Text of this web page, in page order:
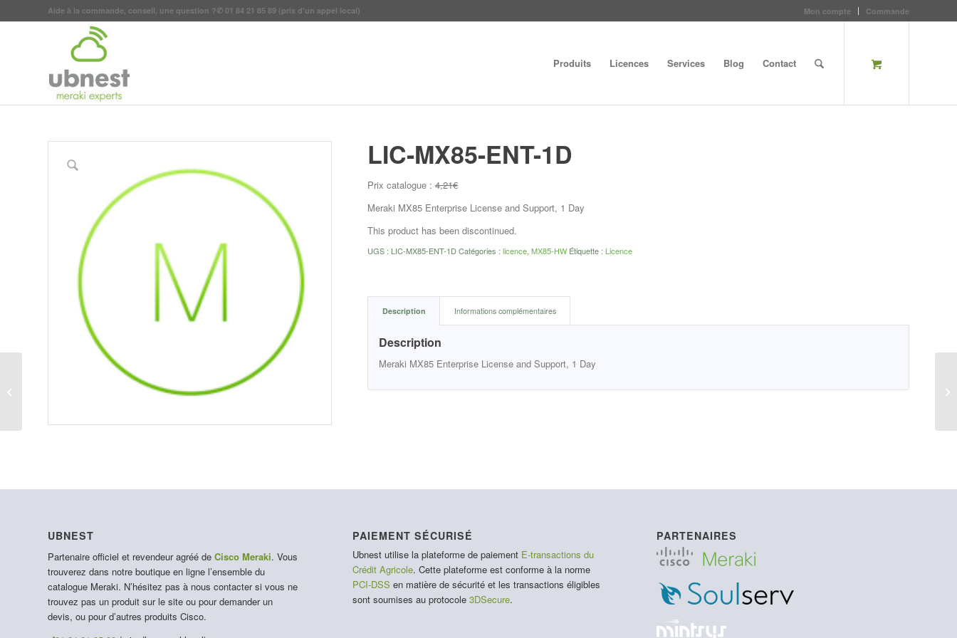
Mon compte Commande
Aide à la commande, conseil, une question ?✆ 01 84 21 85 89 (prix d'un appel local)
Produits Licences Services Blog Contact
LIC-MX85-ENT-1D
Prix catalogue :4,21€
Meraki MX85 Enterprise License and Support, 1 Day
This product has been discontinued.
UGS : LIC-MX85-ENT-1D Catégories :licence ,MX85-HW Étiquette : Licence
Description Informations complémentaires
Description
Meraki MX85 Enterprise License and Support, 1 Day
UBNEST
Partenaire officiel et revendeur agréé de Cisco Meraki. Vous
trouverez dans notre boutique en ligne l’ensemble du
catalogue Meraki. N’hésitez pas à nous contacter si vous ne
trouvez pas un produit sur le site ou pour demander un
devis, ou pour d’autres produits Cisco.
PAIEMENT SÉCURISÉ
Ubnest utilise la plateforme de paiement E-transactions du
Crédit Agricole. Cette plateforme est conforme à la norme
PCI-DSS en matière de sécurité et les transactions éligibles
sont soumises au protocole 3DSecure.
PARTENAIRES